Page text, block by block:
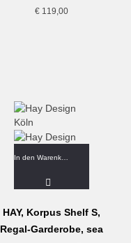
€ 119,00
In den Warenkorb
HAY, Korpus Shelf S,
Regal-Garderobe, sea